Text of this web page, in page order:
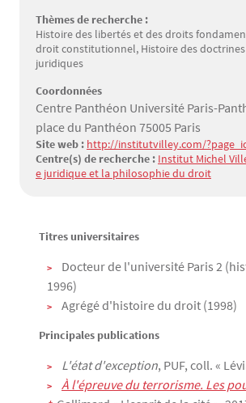
Thèmes de recherche :
Histoire des libertés et des droits
droit constitutionnel, Histoire des
juridiques
Coordonnées
Centre Panthéon Université Paris-
place du Panthéon 75005 Paris
Site web : http://institutvilley.com/
Centre(s) de recherche : Institut Michel
e juridique et la philosophie du droit
Texte
Titres universitaires
Docteur de l'université Paris 2
1996)
Agrégé d'histoire du droit (1998)
Principales publications
L'état d'exception, PUF, coll. «
À l'épreuve du terrorisme. Les